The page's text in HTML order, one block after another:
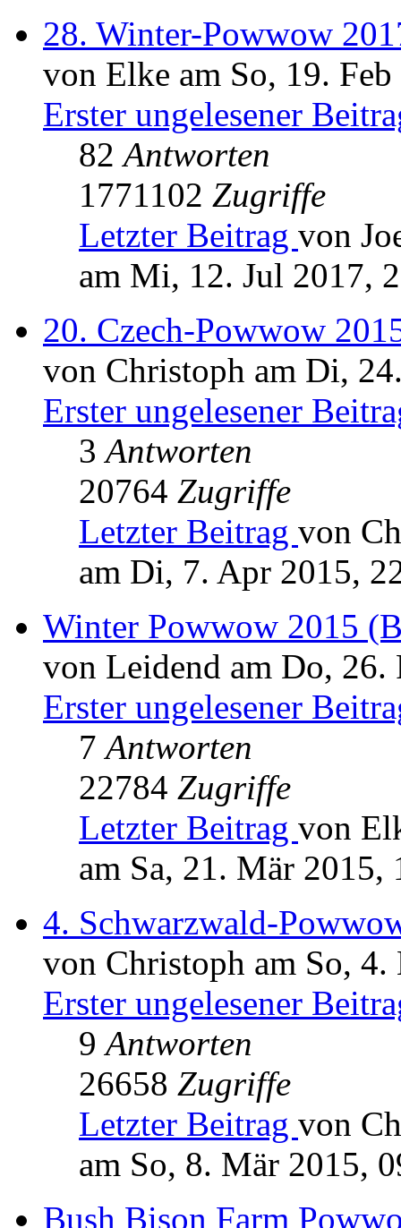
28. Winter-Powwow
von Elke am So, 19.
Erster ungelesener
82Antworten
1771102 Zugriffe
Letzter Beitrag von
am Mi, 12. Jul 2017,
20. Czech-Powwow
von Christoph am Di,
Erster ungelesener
3Antworten
20764 Zugriffe
Letzter Beitrag von
am Di, 7. Apr 2015,
Winter Powwow 2015
von Leidend am Do, 26.
Erster ungelesener
7Antworten
22784 Zugriffe
Letzter Beitrag von
am Sa, 21. Mär 2015,
4. Schwarzwald-
von Christoph am So,
Erster ungelesener
9Antworten
26658 Zugriffe
Letzter Beitrag von
am So, 8. Mär 2015,
Bush Bison Farm